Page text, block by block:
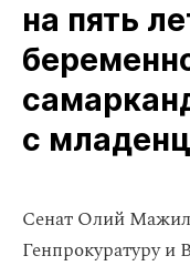
на пять
с
Сенат Олий
Генпрокуратуру и